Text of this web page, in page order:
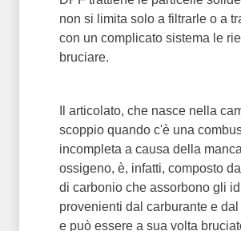
non si limita solo a filtrarle o a
con un complicato sistema le
bruciare.
Il articolato, che nasce nella
scoppio quando c'è una
incompleta a causa della
ossigeno, è, infatti, composto
di carbonio che assorbono gli
provenienti dal carburante e
e può essere a sua volta